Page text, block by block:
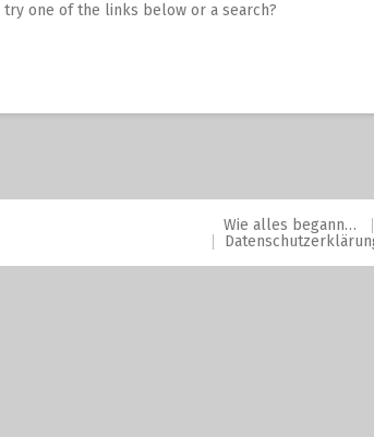
one of the links below or a search?
Wie alles begann…